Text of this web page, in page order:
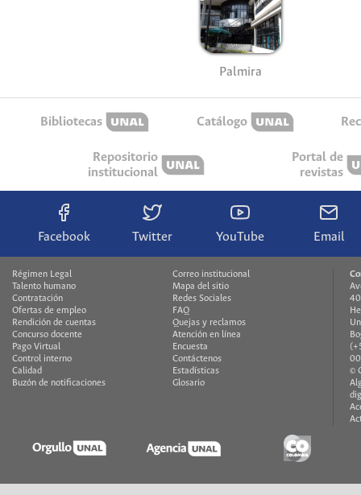
Palmira
Bibliotecas Catálogo
Repositorio
institucional
Portal de
revistas
Facebook Twitter YouTube Email
Régimen Legal
Talento humano
Contratación
Ofertas de empleo
Rendición de cuentas
Concurso docente
Pago Virtual
Control interno
Calidad
Buzón de notificaciones
Correo institucional
Mapa del sitio
Redes Sociales
FAQ
Quejas y reclamos
Atención en línea
Encuesta
Contáctenos
Estadísticas
Glosario
©